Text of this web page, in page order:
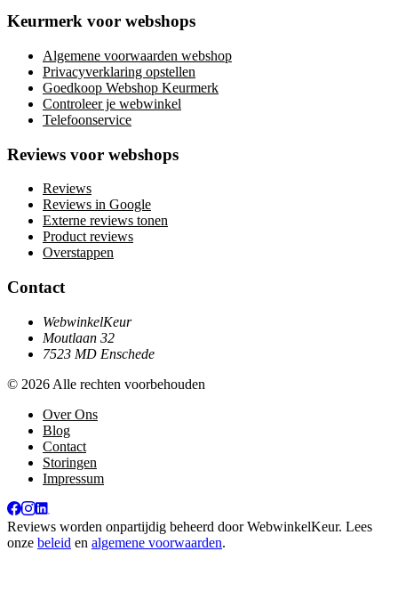
Keurmerk voor webshops
Algemene voorwaarden webshop
Privacyverklaring opstellen
Goedkoop Webshop Keurmerk
Controleer je webwinkel
Telefoonservice
Reviews voor webshops
Reviews
Reviews in Google
Externe reviews tonen
Product reviews
Overstappen
Contact
WebwinkelKeur
Moutlaan 32
7523 MD Enschede
© 2026 Alle rechten voorbehouden
Over Ons
Blog
Contact
Storingen
Impressum
Reviews worden onpartijdig beheerd doorWebwinkelKeur. Lees
onze beleid en algemene voorwaarden.